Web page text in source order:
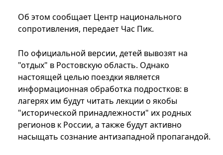
Об этом сообщает Центр национального
сопротивления, передает Час Пик.
По официальной версии, детей вывозят на
"отдых" в Ростовскую область. Однако
настоящей целью поездки является
информационная обработка подростков: в
лагерях им будут читать лекции о якобы
"исторической принадлежности" их родных
регионов к России, а также будут активно
насыщать сознание антизападной пропагандой.